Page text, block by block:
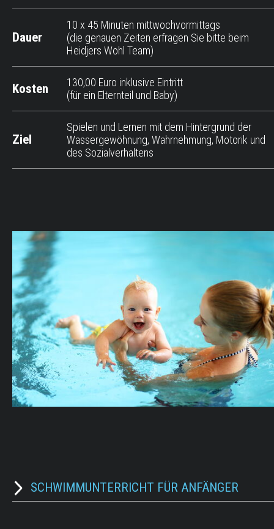
Dauer
10 x 45 Minuten mittwochvormittags
(die genauen Zeiten erfragen Sie bitte beim
Heidjers Wohl Team)
Kosten
130,00 Euro inklusive Eintritt
(für ein Elternteil und Baby)
Ziel
Spielen und Lernen mit dem Hintergrund der
Wassergewöhnung, Wahrnehmung, Motorik und
des Sozialverhaltens
SCHWIMMUNTERRICHT FÜR ANFÄNGER